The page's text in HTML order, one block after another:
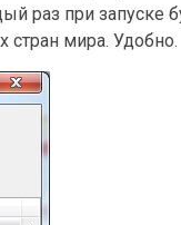
раз при запуске
мира. Удобно.